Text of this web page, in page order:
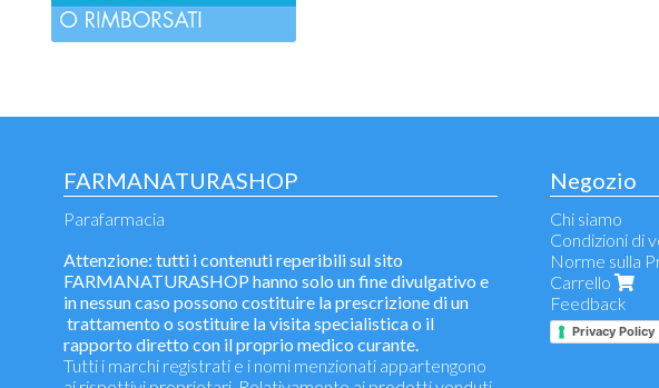
FARMANATURASHOP
Parafarmacia
Attenzione: tutti i contenuti reperibili sul sito
FARMANATURASHOP hanno solo un fine divulgativo e
in nessun caso possono costituire la prescrizione di un
trattamento o sostituire la visita specialistica o il
rapporto diretto con il proprio medico curante.
Tutti i marchi registrati e i nomi menzionati appartengono
Negozio
Chi siamo
Condizioni di
Norme sulla
Carrello
Feedback
Privacy Policy